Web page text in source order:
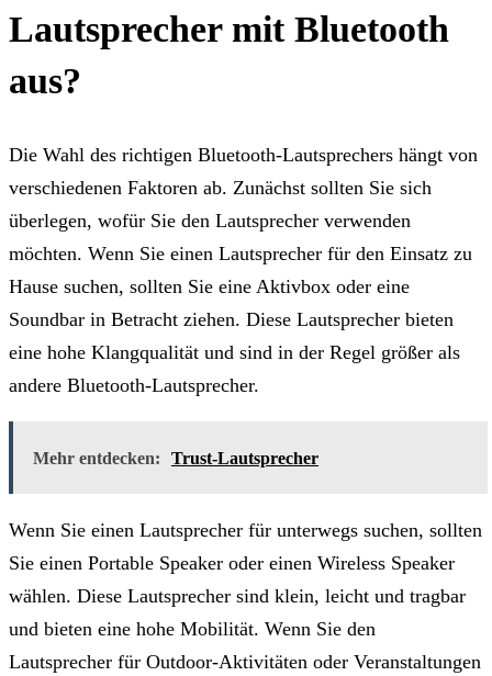
Lautsprecher mit Bluetooth
aus?
Die Wahl des richtigen Bluetooth-Lautsprechers hängt von
verschiedenen Faktoren ab. Zunächst sollten Sie sich
überlegen, wofür Sie den Lautsprecher verwenden
möchten. Wenn Sie einen Lautsprecher für den Einsatz zu
Hause suchen, sollten Sie eine Aktivbox oder eine
Soundbar in Betracht ziehen. Diese Lautsprecher bieten
eine hohe Klangqualität und sind in der Regel größer als
andere Bluetooth-Lautsprecher.
Mehr entdecken: Trust-Lautsprecher
Wenn Sie einen Lautsprecher für unterwegs suchen, sollten
Sie einen Portable Speaker oder einen Wireless Speaker
wählen. Diese Lautsprecher sind klein, leicht und tragbar
und bieten eine hohe Mobilität. Wenn Sie den
Lautsprecher für Outdoor-Aktivitäten oder Veranstaltungen